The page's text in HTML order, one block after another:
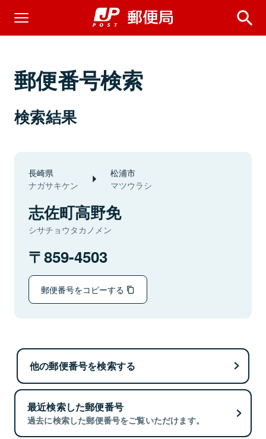
郵便番号検索
検索結果
長崎県
ナガサキケン
松浦市
マツウラシ
志佐町高野免
シサチョウタカノメン
859-4503
郵便番号をコピーする
他の郵便番号を検索する
最近検索した郵便番号
過去に検索した郵便番号をご覧いただけます。